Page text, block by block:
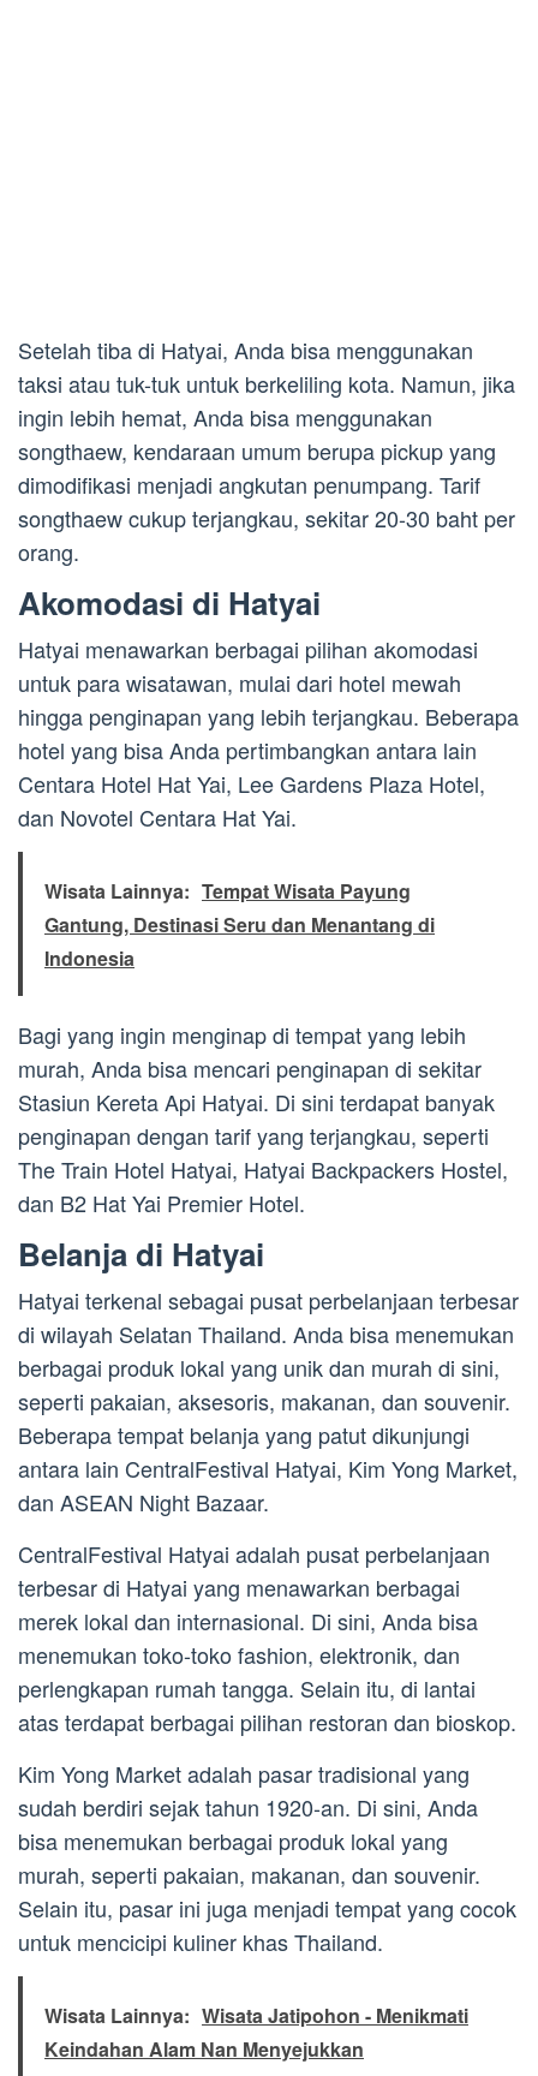
Setelah tiba di Hatyai, Anda bisa menggunakan
taksi atau tuk-tuk untuk berkeliling kota. Namun, jika
ingin lebih hemat, Anda bisa menggunakan
songthaew, kendaraan umum berupa pickup yang
dimodifikasi menjadi angkutan penumpang. Tarif
songthaew cukup terjangkau, sekitar 20-30 baht per
orang.
Akomodasi di Hatyai
Hatyai menawarkan berbagai pilihan akomodasi
untuk para wisatawan, mulai dari hotel mewah
hingga penginapan yang lebih terjangkau. Beberapa
hotel yang bisa Anda pertimbangkan antara lain
Centara Hotel Hat Yai, Lee Gardens Plaza Hotel,
dan Novotel Centara Hat Yai.
Wisata Lainnya: Tempat Wisata Payung
Gantung, Destinasi Seru dan Menantang di
Indonesia
Bagi yang ingin menginap di tempat yang lebih
murah, Anda bisa mencari penginapan di sekitar
Stasiun Kereta Api Hatyai. Di sini terdapat banyak
penginapan dengan tarif yang terjangkau, seperti
The Train Hotel Hatyai, Hatyai Backpackers Hostel,
dan B2 Hat Yai Premier Hotel.
Belanja di Hatyai
Hatyai terkenal sebagai pusat perbelanjaan terbesar
di wilayah Selatan Thailand. Anda bisa menemukan
berbagai produk lokal yang unik dan murah di sini,
seperti pakaian, aksesoris, makanan, dan souvenir.
Beberapa tempat belanja yang patut dikunjungi
antara lain CentralFestival Hatyai, Kim Yong Market,
dan ASEAN Night Bazaar.
CentralFestival Hatyai adalah pusat perbelanjaan
terbesar di Hatyai yang menawarkan berbagai
merek lokal dan internasional. Di sini, Anda bisa
menemukan toko-toko fashion, elektronik, dan
perlengkapan rumah tangga. Selain itu, di lantai
atas terdapat berbagai pilihan restoran dan bioskop.
Kim Yong Market adalah pasar tradisional yang
sudah berdiri sejak tahun 1920-an. Di sini, Anda
bisa menemukan berbagai produk lokal yang
murah, seperti pakaian, makanan, dan souvenir.
Selain itu, pasar ini juga menjadi tempat yang cocok
untuk mencicipi kuliner khas Thailand.
Wisata Lainnya: Wisata Jatipohon - Menikmati
Keindahan Alam Nan Menyejukkan